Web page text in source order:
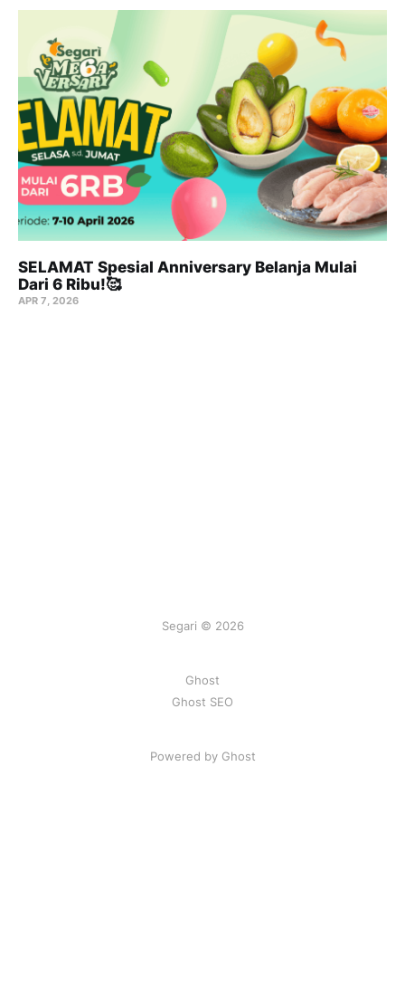
SELAMAT Spesial Anniversary Belanja Mulai
Dari 6 Ribu!🥰
APR 7, 2026
Segari © 2026
Ghost
Ghost SEO
Powered by Ghost